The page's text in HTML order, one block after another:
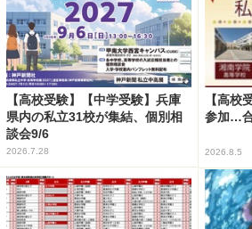
【高校受験】【中学受験】兵庫
県内の私立31校が集結、個別相
談会9/6
2026.7.28
【高校
参加…
2026.8.5